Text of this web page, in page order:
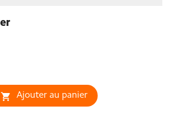
 Ajouter au panier